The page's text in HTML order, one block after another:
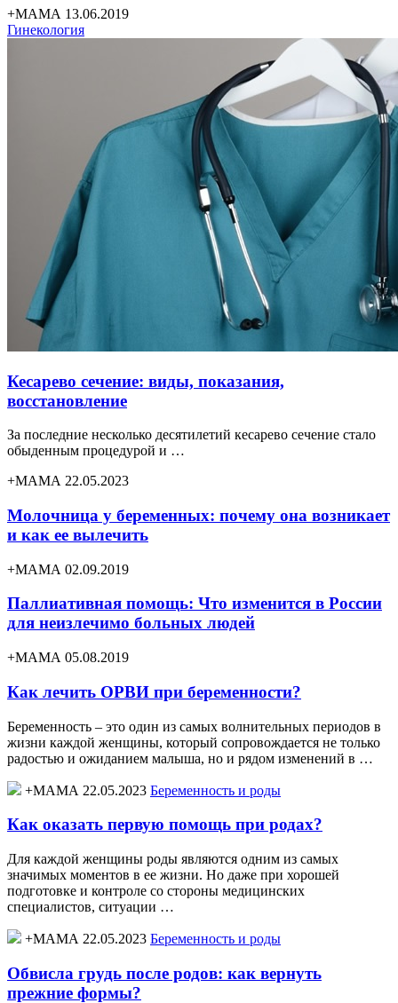
+МАМА 13.06.2019
Гинекология
Кесарево сечение: виды, показания,
восстановление
За последние несколько десятилетий кесарево сечение стало
обыденным процедурой и …
+МАМА 22.05.2023
Молочница у беременных: почему она возникает
и как ее вылечить
+МАМА 02.09.2019
Паллиативная помощь: Что изменится в России
для неизлечимо больных людей
+МАМА 05.08.2019
Как лечить ОРВИ при беременности?
Беременность – это один из самых волнительных периодов в
жизни каждой женщины, который сопровождается не только
радостью и ожиданием малыша, но и рядом изменений в …
+МАМА 22.05.2023 Беременность и роды
Как оказать первую помощь при родах?
Для каждой женщины роды являются одним из самых
значимых моментов в ее жизни. Но даже при хорошей
подготовке и контроле со стороны медицинских
специалистов, ситуации …
+МАМА 22.05.2023 Беременность и роды
Обвисла грудь после родов: как вернуть
прежние формы?